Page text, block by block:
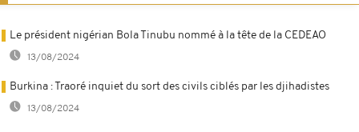
Le président nigérian Bola Tinubu nommé à la tête de la CEDEAO
13/08/2024
Burkina : Traoré inquiet du sort des civils ciblés par les djihadistes
13/08/2024